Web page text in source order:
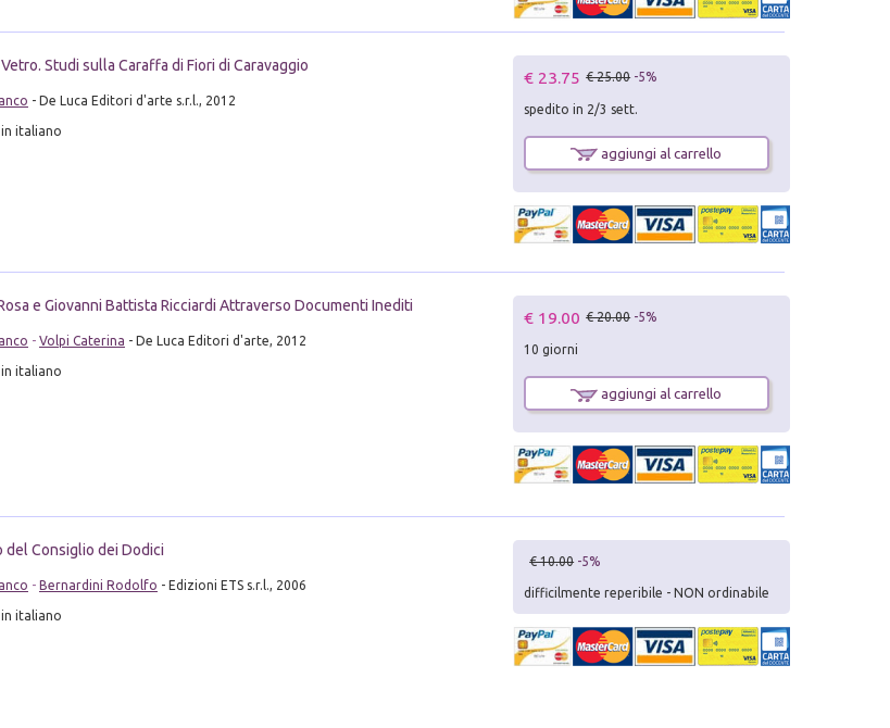
Studi sulla Caraffa di Fiori di Caravaggio
- De Luca Editori d'arte s.r.l., 2012
italiano
€ 23.75 € 25.00 -5%
spedito in 2/3 sett.
aggiungi al carrello
e Giovanni Battista Ricciardi Attraverso Documenti Inediti
- Volpi Caterina - De Luca Editori d'arte, 2012
italiano
€ 19.00 € 20.00 -5%
10 giorni
aggiungi al carrello
del Consiglio dei Dodici
- Bernardini Rodolfo - Edizioni ETS s.r.l., 2006
italiano
€ 10.00 -5%
difficilmente reperibile - NON ordinabile